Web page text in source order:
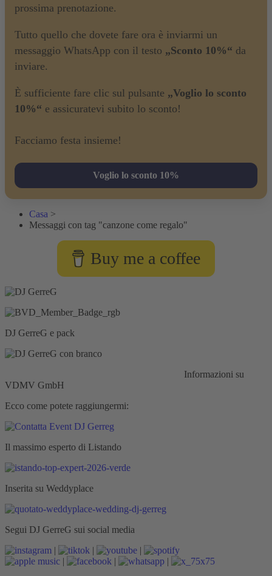
prossima prenotazione.
Tutto quello che dovete fare ora è inviarmi un
messaggio WhatsApp con il testo „Sconto 10%“ da
inviare.
È sufficiente fare clic sul pulsante „Voglio lo sconto
10%“ e assicuratevi subito lo sconto!
Facciamo festa insieme!
Voglio lo sconto 10%
Casa >
Messaggi con tag "canzone come regalo"
Buy me a coffee
DJ GerreG e pack
Informazioni su
VDMV GmbH
Ecco come potete raggiungermi:
Il massimo esperto di Listando
Inserita su Weddyplace
Segui DJ GerreG sui social media
|
|
|
|
|
|